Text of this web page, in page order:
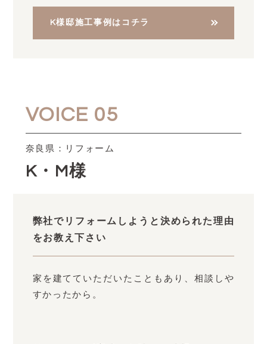
K様邸施工事例はコチラ
VOICE 05
奈良県：リフォーム
K・M様
弊社でリフォームしようと決められた理由
をお教え下さい
家を建てていただいたこともあり、相談しや
すかったから。